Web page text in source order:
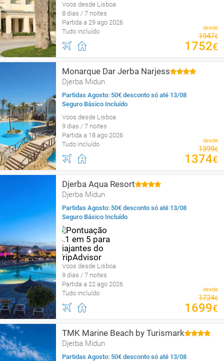
Voos desde Lisboa
8 dias / 7 noites
Partida a 29 ago 2026
Tudo incluído
desde
1947€
1752€
Monarque Dar Jerba Narjess
Djerba Midun
Partidas Agosto: 50€ desconto só até 13/08
Seguro Básico Incluído
Voos desde Lisboa
9 dias / 7 noites
Partida a 18 ago 2026
Tudo incluído
desde
1399€
1374€
Djerba Aqua Resort
Djerba Midun
Partidas Agosto: 50€ desconto só até 13/08
Seguro Básico Incluído
Voos desde Lisboa
9 dias / 7 noites
Partida a 22 ago 2026
Tudo incluído
desde
1724€
1699€
TMK Marine Beach by Turismark
Djerba Midun
Partidas Agosto: 50€ desconto só até 13/08